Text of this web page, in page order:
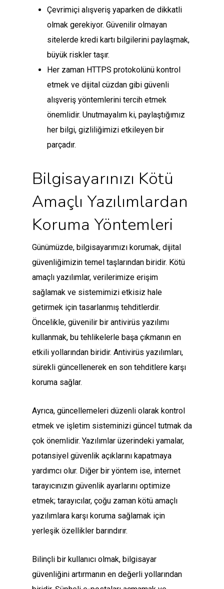
Çevrimiçi alışveriş yaparken de dikkatli
olmak gerekiyor. Güvenilir olmayan
sitelerde kredi kartı bilgilerini paylaşmak,
büyük riskler taşır.
Her zaman HTTPS protokolünü kontrol
etmek ve dijital cüzdan gibi güvenli
alışveriş yöntemlerini tercih etmek
önemlidir. Unutmayalım ki, paylaştığımız
her bilgi, gizliliğimizi etkileyen bir
parçadır.
Bilgisayarınızı Kötü
Amaçlı Yazılımlardan
Koruma Yöntemleri
Günümüzde, bilgisayarımızı korumak, dijital
güvenliğimizin temel taşlarından biridir. Kötü
amaçlı yazılımlar, verilerimize erişim
sağlamak ve sistemimizi etkisiz hale
getirmek için tasarlanmış tehditlerdir.
Öncelikle, güvenilir bir antivirüs yazılımı
kullanmak, bu tehlikelerle başa çıkmanın en
etkili yollarından biridir. Antivirüs yazılımları,
sürekli güncellenerek en son tehditlere karşı
koruma sağlar.
Ayrıca, güncellemeleri düzenli olarak kontrol
etmek ve işletim sisteminizi güncel tutmak da
çok önemlidir. Yazılımlar üzerindeki yamalar,
potansiyel güvenlik açıklarını kapatmaya
yardımcı olur. Diğer bir yöntem ise, internet
tarayıcınızın güvenlik ayarlarını optimize
etmek; tarayıcılar, çoğu zaman kötü amaçlı
yazılımlara karşı koruma sağlamak için
yerleşik özellikler barındırır.
Bilinçli bir kullanıcı olmak, bilgisayar
güvenliğini artırmanın en değerli yollarından